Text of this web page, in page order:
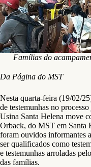
Famílias do
Da Página do MST
Nesta quarta-feira (19/02/
de testemunhas no
Usina Santa Helena move
Orback, do MST em Santa
foram ouvidos informantes
ser qualificados como
e testemunhas arroladas
das famílias.